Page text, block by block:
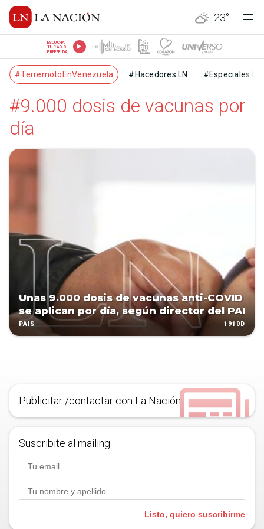
23°
ESCUCHÁ
TU RADIO
PREFERIDA
#TerremotoEnVenezuela #Hacedores LN #Especiales LN
#9.000 dosis de vacunas por
día
Unas 9.000 dosis de vacunas anti-COVID
se aplican por día, según director del PAI
PAÍS 1910D
Publicitar /contactar con La Nación
Suscribite al mailing.
Listo, quiero suscribirme